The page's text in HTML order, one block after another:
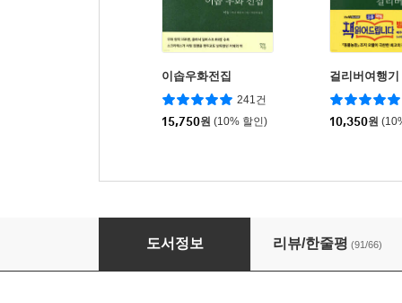
이솝우화전집
241건
15,750원 (10% 할인)
걸리버여행기
10,350원
아라비안나이트
도서정보 리뷰/한줄평 (91/66)